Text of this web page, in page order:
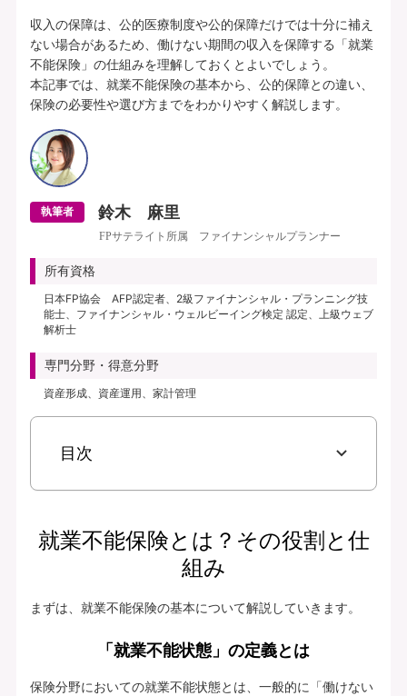
収入の保障は、公的医療制度や公的保障だけでは十分に補え
ない場合があるため、働けない期間の収入を保障する「就業
不能保険」の仕組みを理解しておくとよいでしょう。
本記事では、就業不能保険の基本から、公的保障との違い、
執筆者 鈴木 麻里
FPサテライト所属 ファイナンシャルプランナー
所有資格
日本FP協会 AFP認定者、2級ファイナンシャル・プランニング技
能士、ファイナンシャル・ウェルビーイング検定 認定、上級ウェブ
解析士
専門分野・得意分野
資産形成、資産運用、家計管理
目次
就業不能保険とは？その役割と仕
組み
まずは、就業不能保険の基本について解説していきます。
「就業不能状態」の定義とは
保険分野においての就業不能状態とは、一般的に「働けない